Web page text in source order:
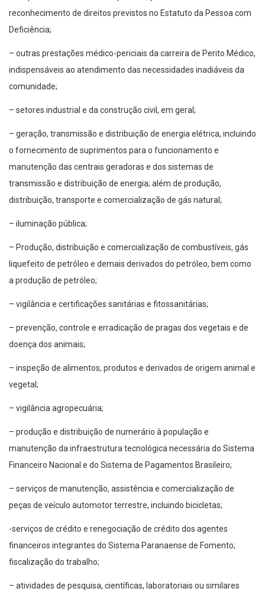
reconhecimento de direitos previstos no Estatuto da Pessoa com
Deficiência;
– outras prestações médico-periciais da carreira de Perito Médico,
indispensáveis ao atendimento das necessidades inadiáveis da
comunidade;
– setores industrial e da construção civil, em geral;
– geração, transmissão e distribuição de energia elétrica, incluindo
o fornecimento de suprimentos para o funcionamento e
manutenção das centrais geradoras e dos sistemas de
transmissão e distribuição de energia; além de produção,
distribuição, transporte e comercialização de gás natural;
– iluminação pública;
– Produção, distribuição e comercialização de combustíveis, gás
liquefeito de petróleo e demais derivados do petróleo, bem como
a produção de petróleo;
– vigilância e certificações sanitárias e fitossanitárias;
– prevenção, controle e erradicação de pragas dos vegetais e de
doença dos animais;
– inspeção de alimentos, produtos e derivados de origem animal e
vegetal;
– vigilância agropecuária;
– produção e distribuição de numerário à população e
manutenção da infraestrutura tecnológica necessária do Sistema
Financeiro Nacional e do Sistema de Pagamentos Brasileiro;
– serviços de manutenção, assistência e comercialização de
peças de veículo automotor terrestre, incluindo bicicletas;
-serviços de crédito e renegociação de crédito dos agentes
financeiros integrantes do Sistema Paranaense de Fomento;
fiscalização do trabalho;
– atividades de pesquisa, científicas, laboratoriais ou similares